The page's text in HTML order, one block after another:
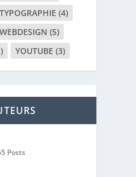
TYPOGRAPHIE (4)
WEBDESIGN (5)
YOUTUBE (3)
Posts